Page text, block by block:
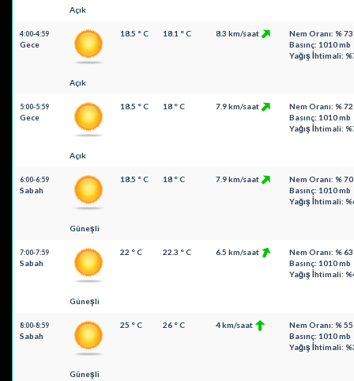
Açık
4:00-4:59
Gece
Açık
18.5 ° C 18.1 ° C 8.3 km/saat
Nem Oranı: % 73
Basınç: 1010 mb
Yağış İhtimali:
5:00-5:59
Gece
Açık
18.5 ° C 18 ° C 7.9 km/saat
Nem Oranı: % 72
Basınç: 1010 mb
Yağış İhtimali:
6:00-6:59
Sabah
Güneşli
18.5 ° C 18 ° C 7.9 km/saat
Nem Oranı: % 70
Basınç: 1010 mb
Yağış İhtimali:
7:00-7:59
Sabah
Güneşli
22 ° C 22.3 ° C 6.5 km/saat
Nem Oranı: % 63
Basınç: 1010 mb
Yağış İhtimali:
8:00-8:59
Sabah
Güneşli
25 ° C 26 ° C 4 km/saat
Nem Oranı: % 55
Basınç: 1010 mb
Yağış İhtimali: